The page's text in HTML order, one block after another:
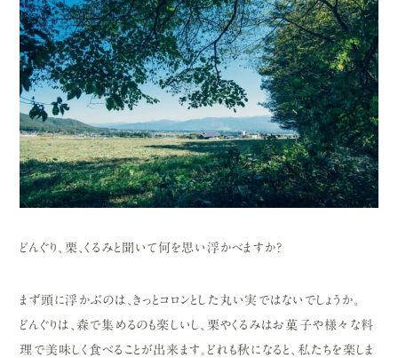
どんぐり、栗、くるみと聞いて何を思い浮かべますか？
まず頭に浮かぶのは、きっとコロンとした丸い実ではないでしょうか。
どんぐりは、森で集めるのも楽しいし、栗やくるみはお菓子や様々な料
理で美味しく食べることが出来ます。どれも秋になると、私たちを楽しま